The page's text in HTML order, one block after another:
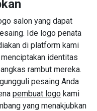
salon yang dapat
Ide logo penata
di platform kami
identitas
rambut mereka.
pesaing Anda
pembuat logo kami
yang menakjubkan